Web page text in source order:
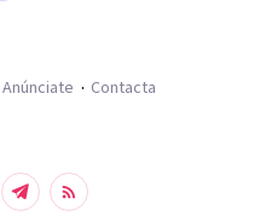
Anúnciate Contacta